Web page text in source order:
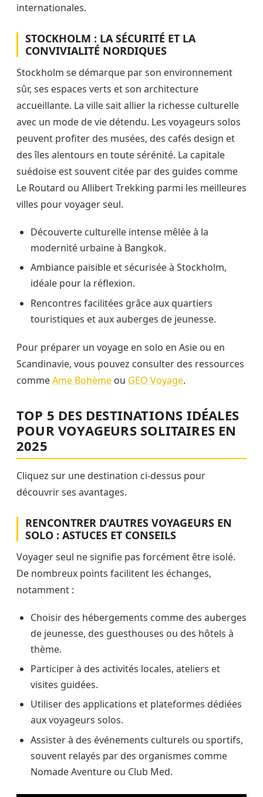
internationales.
STOCKHOLM : LA SÉCURITÉ ET LA
CONVIVIALITÉ NORDIQUES
Stockholm se démarque par son environnement
sûr, ses espaces verts et son architecture
accueillante. La ville sait allier la richesse culturelle
avec un mode de vie détendu. Les voyageurs solos
peuvent profiter des musées, des cafés design et
des îles alentours en toute sérénité. La capitale
suédoise est souvent citée par des guides comme
Le Routard ou Allibert Trekking parmi les meilleures
villes pour voyager seul.
Découverte culturelle intense mêlée à la
modernité urbaine à Bangkok.
Ambiance paisible et sécurisée à Stockholm,
idéale pour la réflexion.
Rencontres facilitées grâce aux quartiers
touristiques et aux auberges de jeunesse.
Pour préparer un voyage en solo en Asie ou en
Scandinavie, vous pouvez consulter des ressources
commeAme Bohème ou GEO Voyage.
TOP 5 DES DESTINATIONS IDÉALES
POUR VOYAGEURS SOLITAIRES EN
2025
Cliquez sur une destination ci-dessus pour
découvrir ses avantages.
RENCONTRER D’AUTRES VOYAGEURS EN
SOLO : ASTUCES ET CONSEILS
Voyager seul ne signifie pas forcément être isolé.
De nombreux points facilitent les échanges,
notamment :
Choisir des hébergements comme des auberges
de jeunesse, des guesthouses ou des hôtels à
thème.
Participer à des activités locales, ateliers et
visites guidées.
Utiliser des applications et plateformes dédiées
aux voyageurs solos.
Assister à des événements culturels ou sportifs,
souvent relayés par des organismes comme
Nomade Aventure ou Club Med.